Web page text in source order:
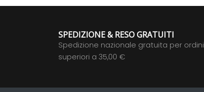
SPEDIZIONE & RESO GRATUITI
Spedizione nazionale gratuita per ordini
superiori a 35,00 €